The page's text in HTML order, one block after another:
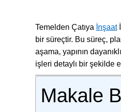
Temelden Çatıya İnşaat
bir süreçtir. Bu süreç,
aşama, yapının
işleri detaylı bir şekilde
Makale